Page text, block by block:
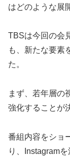
はどのような展
TBSは今回の会
も、新たな要素
た。
まず、若年層の
強化することが
番組内容をショ
り、Instagram